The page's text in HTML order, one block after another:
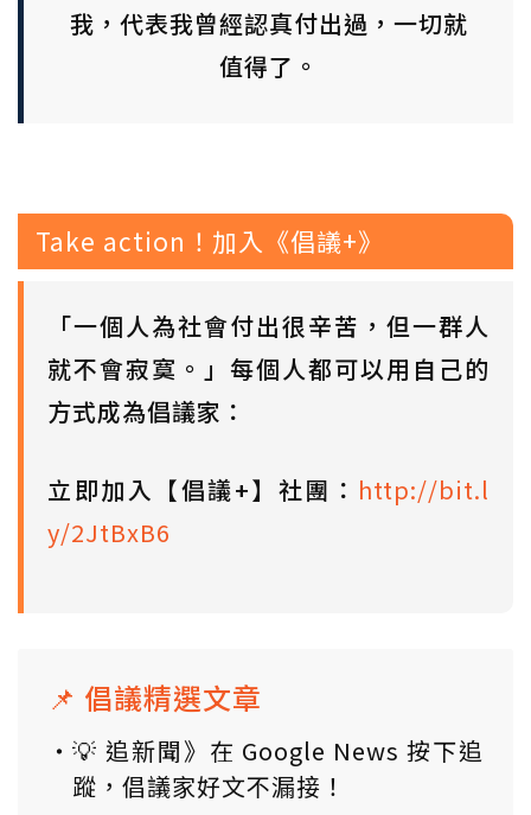
我，代表我曾經認真付出過，一切就
值得了。
Take action！加入《倡議+》
「一個人為社會付出很辛苦，但一群人
就不會寂寞。」每個人都可以用自己的
方式成為倡議家：
立即加入【倡議+】社團： http://bit.l
y/2JtBxB6
📌 倡議精選文章
💡 追新聞》在 Google News 按下追
蹤，倡議家好文不漏接！